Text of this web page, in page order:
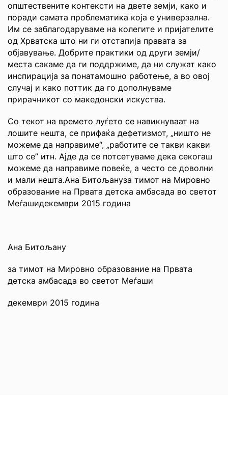
општествените контексти на двете земји, како и
поради самата проблематика која е универзална.
Им се заблагодаруваме на колегите и пријателите
од Хрватска што ни ги отстапија правата за
објавување. Добрите практики од други земји/
места сакаме да ги поддржиме, да ни служат како
инспирација за понатамошно работење, а во овој
случај и како поттик да го дополнуваме
прирачникот со македонски искуства.
Со текот на времето луѓето се навикнуваат на
лошите нешта, се прифаќа дефетизмот, „ништо не
можеме да направиме“, „работите се такви какви
што се” итн. Ајде да се потсетуваме дека секогаш
можеме да направиме повеќе, а често се доволни
и мали нешта.Ана Битољануза тимот на Мировно
образование на Првата детска амбасада во светот
Меѓашидекември 2015 година
Ана Битољану
за тимот на Мировно образование на Првата
детска амбасада во светот Меѓаши
декември 2015 година